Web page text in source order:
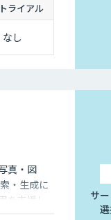
ライアル
なし
真・図
・生成に
支援し
サ